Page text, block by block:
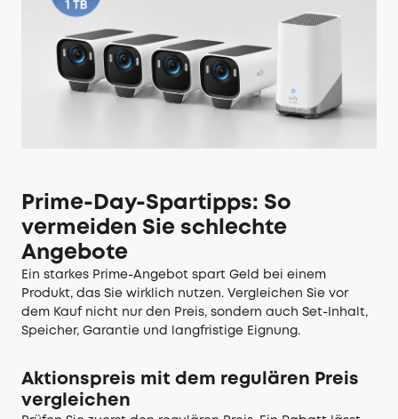
Prime-Day-Spartipps: So
vermeiden Sie schlechte
Angebote
Ein starkes Prime-Angebot spart Geld bei einem
Produkt, das Sie wirklich nutzen. Vergleichen Sie vor
dem Kauf nicht nur den Preis, sondern auch Set-Inhalt,
Speicher, Garantie und langfristige Eignung.
Aktionspreis mit dem regulären Preis
vergleichen